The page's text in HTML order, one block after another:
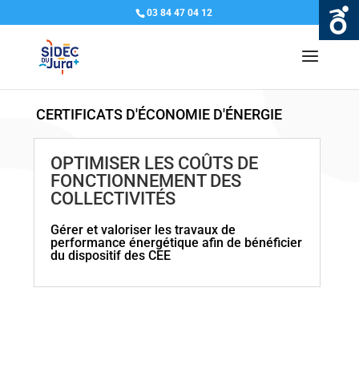
03 84 47 04 12
CERTIFICATS D'ÉCONOMIE D'ÉNERGIE
OPTIMISER LES COÛTS DE
FONCTIONNEMENT DES
COLLECTIVITÉS
Gérer et valoriser les travaux de
performance énergétique afin de bénéficier
du dispositif des CEE